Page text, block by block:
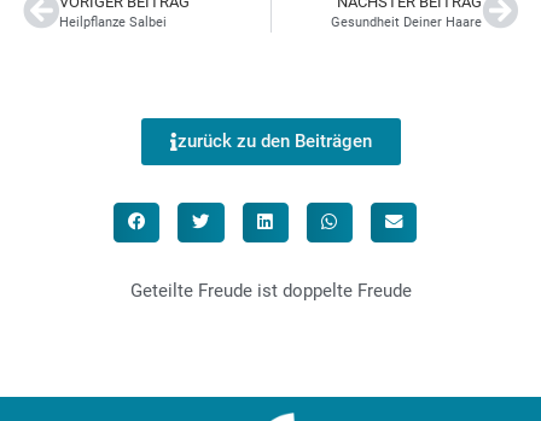
Heilpflanze Salbei Gesundheit Deiner Haare
zurück zu den Beiträgen
Geteilte Freude ist doppelte Freude